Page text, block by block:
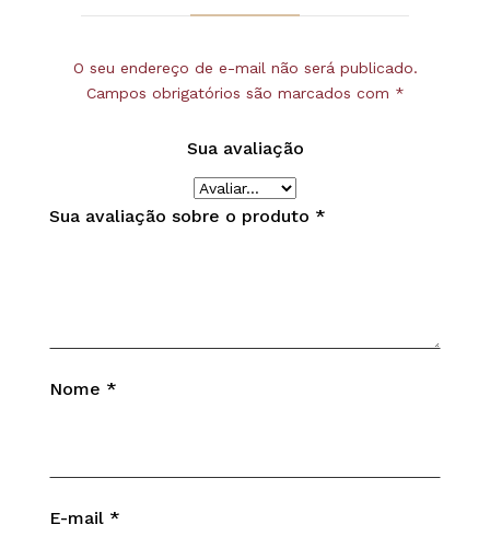
O seu endereço de e-mail não será publicado.
Campos obrigatórios são marcados com *
Sua avaliação
Sua avaliação sobre o produto *
Nome *
E-mail *